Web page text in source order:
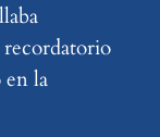
recordatorio
en la